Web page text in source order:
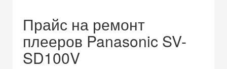
Прайс на ремонт
плееров Panasonic SV-
SD100V